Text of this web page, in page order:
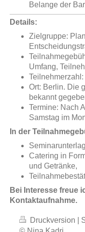
Belange der
Details:
Zielgruppe:
Umfang,
Ort: Berlin. Die
bekannt
Termine: Nach
Samstag im
In der
Catering in
und Getränke,
Bei Interesse freue
Kontaktaufnahme.
Druckversion